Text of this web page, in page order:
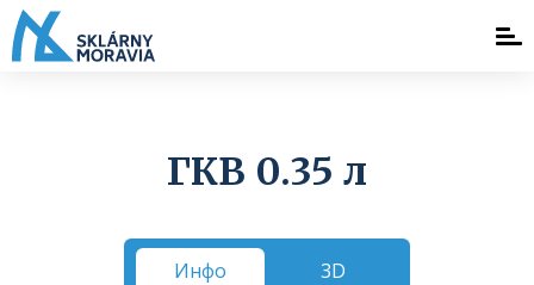
ГКВ 0.35 л
Инфо 3D